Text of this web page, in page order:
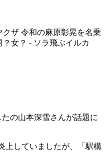
ザ 令和の麻原彰晃を名乗
女？ - ソラ飛ぶイルカ
の山本深雪さんが話題に
上していましたが、「駅構